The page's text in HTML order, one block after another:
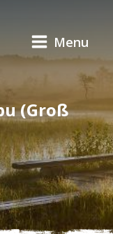
Menu
(Groß